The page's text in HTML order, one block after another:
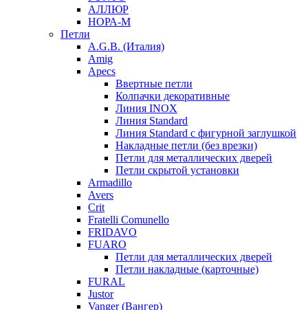
АЛЛЮР
НОРА-М
Петли
A.G.B. (Италия)
Amig
Apecs
Ввертные петли
Колпачки декоративные
Линия INOX
Линия Standard
Линия Standard с фигурной заглушкой
Накладные петли (без врезки)
Петли для металлических дверей
Петли скрытой установки
Armadillo
Avers
Crit
Fratelli Comunello
FRIDAVO
FUARO
Петли для металлических дверей
Петли накладные (карточные)
FURAL
Justor
Vanger (Вангер)